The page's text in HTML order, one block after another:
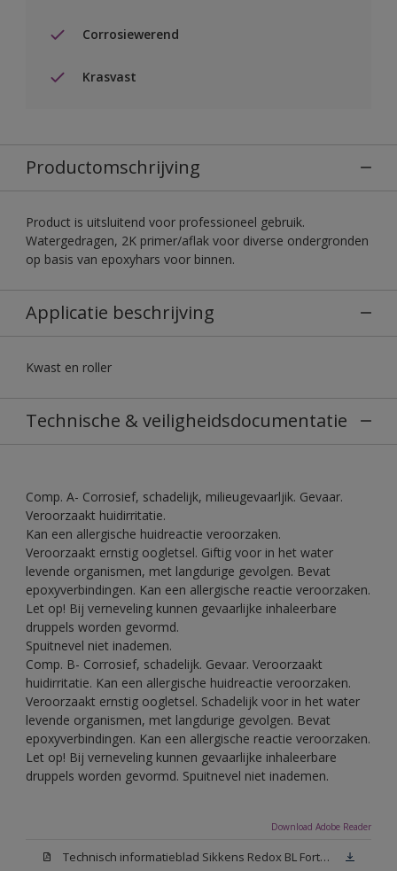
Corrosiewerend
Krasvast
Productomschrijving
Product is uitsluitend voor professioneel gebruik.
Watergedragen, 2K primer/aflak voor diverse ondergronden
op basis van epoxyhars voor binnen.
Applicatie beschrijving
Kwast en roller
Technische & veiligheidsdocumentatie
Comp. A- Corrosief, schadelijk, milieugevaarljik. Gevaar.
Veroorzaakt huidirritatie.
Kan een allergische huidreactie veroorzaken.
Veroorzaakt ernstig oogletsel. Giftig voor in het water
levende organismen, met langdurige gevolgen. Bevat
epoxyverbindingen. Kan een allergische reactie veroorzaken.
Let op! Bij verneveling kunnen gevaarlijke inhaleerbare
druppels worden gevormd.
Spuitnevel niet inademen.
Comp. B- Corrosief, schadelijk. Gevaar. Veroorzaakt
huidirritatie. Kan een allergische huidreactie veroorzaken.
Veroorzaakt ernstig oogletsel. Schadelijk voor in het water
levende organismen, met langdurige gevolgen. Bevat
epoxyverbindingen. Kan een allergische reactie veroorzaken.
Let op! Bij verneveling kunnen gevaarlijke inhaleerbare
druppels worden gevormd. Spuitnevel niet inademen.
Download Adobe Reader
Technisch informatieblad Sikkens Redox BL Forte (PDF)